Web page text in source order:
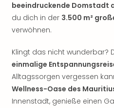
beeindruckende Domstadt
du dich in der 3.500 m²
verwöhnen.
Klingt das nicht wunderbar?
einmalige
Alltagssorgen vergessen
Wellness-Oase des
Innenstadt, genieße einen